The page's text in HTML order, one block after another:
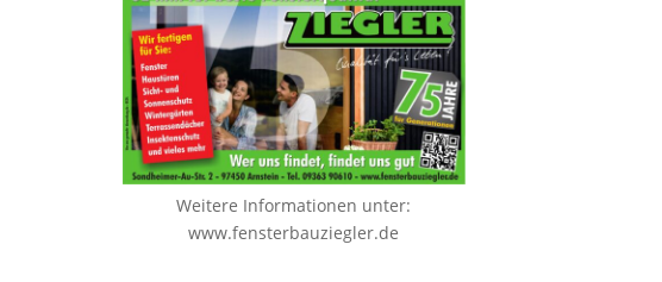
Weitere Informationen unter:
www.fensterbauziegler.de